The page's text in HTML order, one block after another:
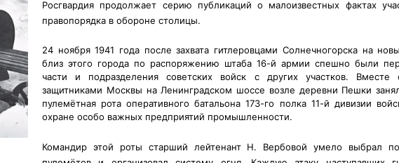
Росгвардия продолжает серию публикаций о малоизвестных фактах
правопорядка в обороне столицы.
24 ноября 1941 года после захвата гитлеровцами Солнечногорска на
близ этого города по распоряжению штаба 16-й армии спешно были
части и подразделения советских войск с других участков. Вместе
защитниками Москвы на Ленинградском шоссе возле деревни Пешки
пулемётная рота оперативного батальона 173-го полка 11-й дивизии
охране особо важных предприятий промышленности.
Командир этой роты старший лейтенант Н. Вербовой умело выбрал